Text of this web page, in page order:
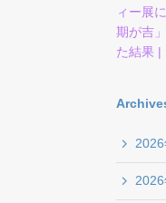
ィー展
期が吉
た結果 |
2026
2026